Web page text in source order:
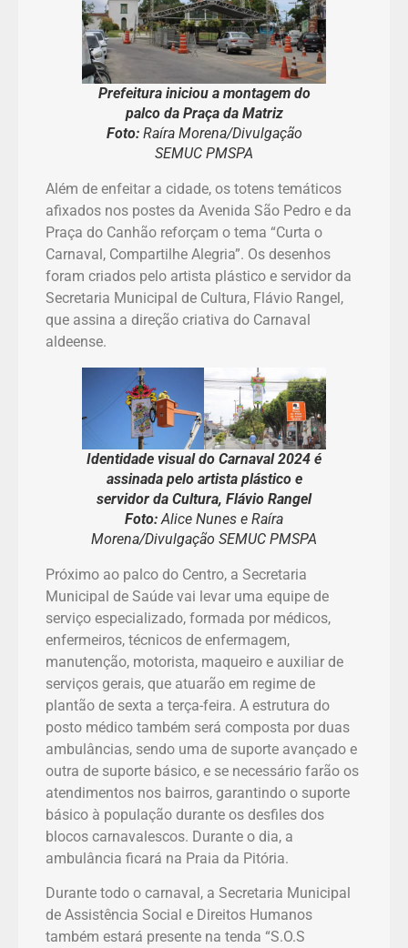
Prefeitura iniciou a montagem do
palco da Praça da Matriz
Foto: Raíra Morena/Divulgação
SEMUC PMSPA
Além de enfeitar a cidade, os totens temáticos
afixados nos postes da Avenida São Pedro e da
Praça do Canhão reforçam o tema “Curta o
Carnaval, Compartilhe Alegria”. Os desenhos
foram criados pelo artista plástico e servidor da
Secretaria Municipal de Cultura, Flávio Rangel,
que assina a direção criativa do Carnaval
aldeense.
Identidade visual do Carnaval 2024 é
assinada pelo artista plástico e
servidor da Cultura, Flávio Rangel
Foto: Alice Nunes e Raíra
Morena/Divulgação SEMUC PMSPA
Próximo ao palco do Centro, a Secretaria
Municipal de Saúde vai levar uma equipe de
serviço especializado, formada por médicos,
enfermeiros, técnicos de enfermagem,
manutenção, motorista, maqueiro e auxiliar de
serviços gerais, que atuarão em regime de
plantão de sexta a terça-feira. A estrutura do
posto médico também será composta por duas
ambulâncias, sendo uma de suporte avançado e
outra de suporte básico, e se necessário farão os
atendimentos nos bairros, garantindo o suporte
básico à população durante os desfiles dos
blocos carnavalescos. Durante o dia, a
ambulância ficará na Praia da Pitória.
Durante todo o carnaval, a Secretaria Municipal
de Assistência Social e Direitos Humanos
também estará presente na tenda “S.O.S